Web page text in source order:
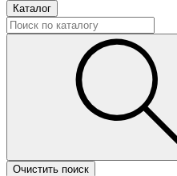
Каталог
Очистить поиск